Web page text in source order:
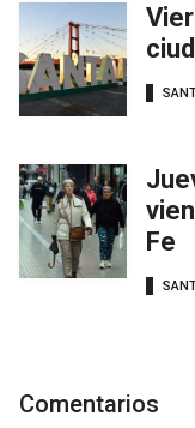
Fe
Comentarios